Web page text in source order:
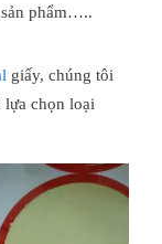
phẩm…..
giấy, chúng tôi
lựa chọn loại